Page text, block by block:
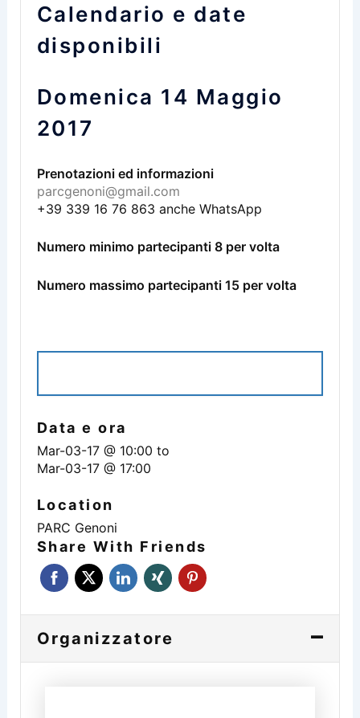
Calendario e date
disponibili
Domenica 14 Maggio
2017
Prenotazioni ed informazioni
parcgenoni@gmail.com
+39 339 16 76 863 anche WhatsApp
Numero minimo partecipanti 8 per volta
Numero massimo partecipanti 15 per volta
Data e ora
Mar-03-17 @ 10:00 to
Mar-03-17 @ 17:00
Location
PARC Genoni
Share With Friends
Organizzatore